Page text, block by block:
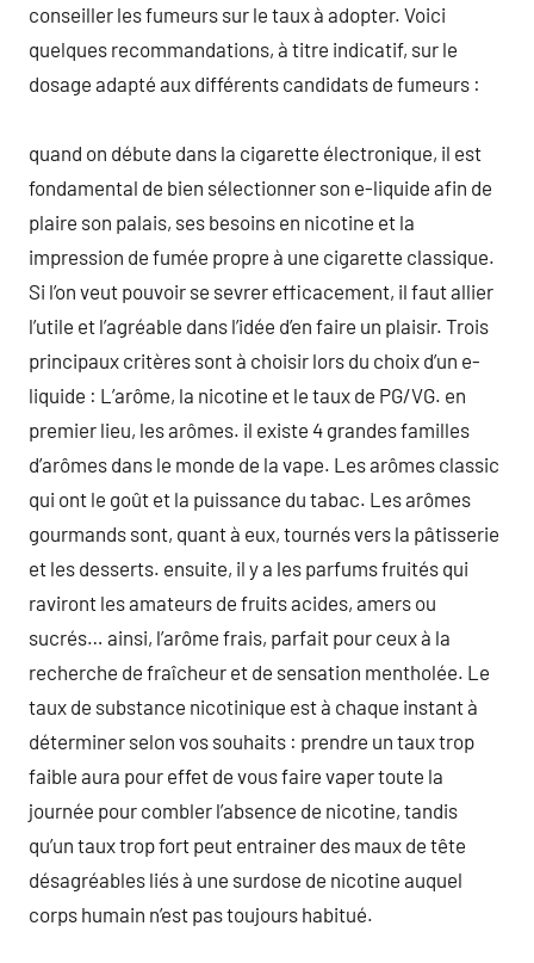
conseiller les fumeurs sur le taux à adopter. Voici
quelques recommandations, à titre indicatif, sur le
dosage adapté aux différents candidats de fumeurs :
quand on débute dans la cigarette électronique, il est
fondamental de bien sélectionner son e-liquide afin de
plaire son palais, ses besoins en nicotine et la
impression de fumée propre à une cigarette classique.
Si l’on veut pouvoir se sevrer efficacement, il faut allier
l’utile et l’agréable dans l’idée d’en faire un plaisir. Trois
principaux critères sont à choisir lors du choix d’un e-
liquide : L’arôme, la nicotine et le taux de PG/VG. en
premier lieu, les arômes. il existe 4 grandes familles
d’arômes dans le monde de la vape. Les arômes classic
qui ont le goût et la puissance du tabac. Les arômes
gourmands sont, quant à eux, tournés vers la pâtisserie
et les desserts. ensuite, il y a les parfums fruités qui
raviront les amateurs de fruits acides, amers ou
sucrés… ainsi, l’arôme frais, parfait pour ceux à la
recherche de fraîcheur et de sensation mentholée. Le
taux de substance nicotinique est à chaque instant à
déterminer selon vos souhaits : prendre un taux trop
faible aura pour effet de vous faire vaper toute la
journée pour combler l’absence de nicotine, tandis
qu’un taux trop fort peut entrainer des maux de tête
désagréables liés à une surdose de nicotine auquel
corps humain n’est pas toujours habitué.